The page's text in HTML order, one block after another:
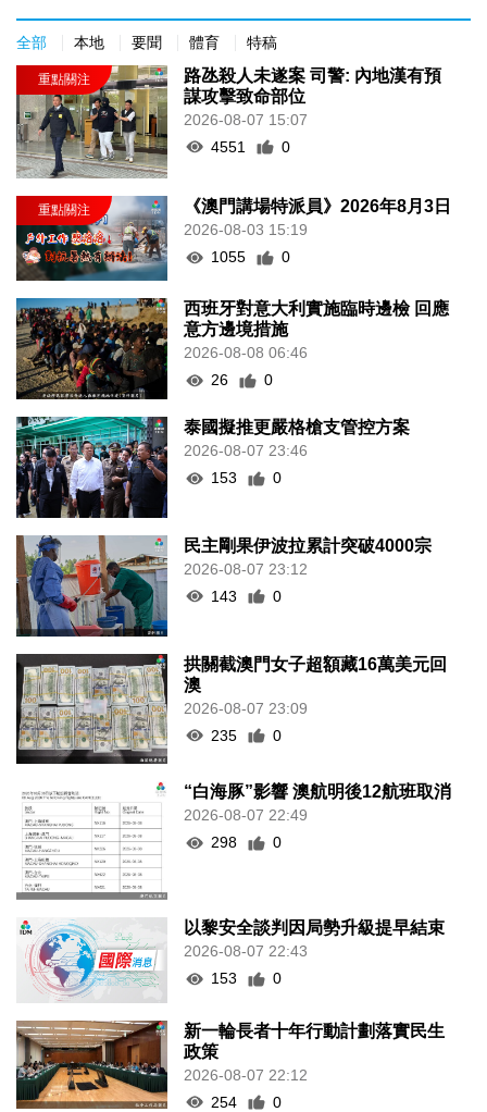
全部 本地 要聞 體育 特稿
路氹殺人未遂案 司警: 內地漢有預
謀攻擊致命部位
2026-08-07 15:07
4551
0
《澳門講場特派員》2026年8月3日
2026-08-03 15:19
1055
0
西班牙對意大利實施臨時邊檢 回應
意方邊境措施
2026-08-08 06:46
26
0
泰國擬推更嚴格槍支管控方案
2026-08-07 23:46
153
0
民主剛果伊波拉累計突破4000宗
2026-08-07 23:12
143
0
拱關截澳門女子超額藏16萬美元回
澳
2026-08-07 23:09
235
0
“白海豚”影響 澳航明後12航班取消
2026-08-07 22:49
298
0
以黎安全談判因局勢升級提早結束
2026-08-07 22:43
153
0
新一輪長者十年行動計劃落實民生
政策
2026-08-07 22:12
254
0